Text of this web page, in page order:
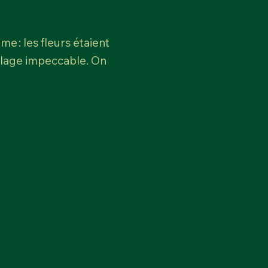
: les fleurs étaient
impeccable. On